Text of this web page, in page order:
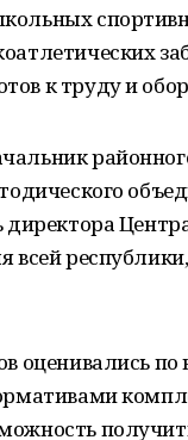
к труду и
всей
оценивались